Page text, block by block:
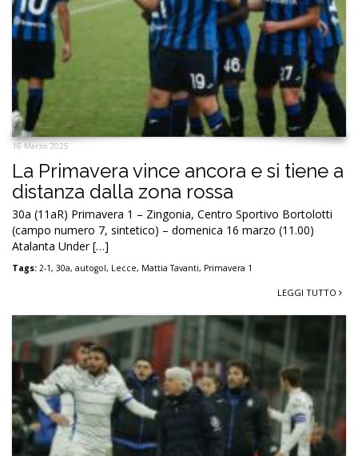
16 Marzo 2025
La Primavera vince ancora e si tiene a
distanza dalla zona rossa
30a (11aR) Primavera 1 – Zingonia, Centro Sportivo Bortolotti
(campo numero 7, sintetico) – domenica 16 marzo (11.00)
Atalanta Under […]
Tags: 2-1, 30a, autogol, Lecce, Mattia Tavanti, Primavera 1
LEGGI TUTTO